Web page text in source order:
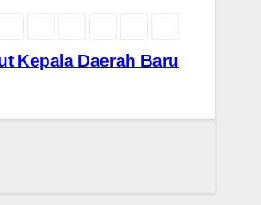
Kepala Daerah Baru